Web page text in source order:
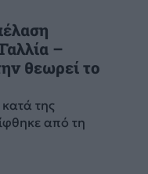
–
θεωρεί το
της
από τη